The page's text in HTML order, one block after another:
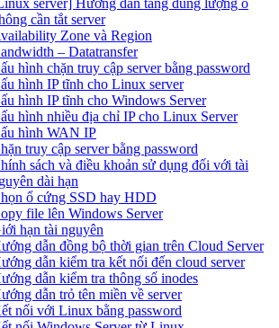
server] Hướng dẫn tăng dung lượng ổ
cần tắt server
Zone và Region
– Datatransfer
hình chặn truy cập server bằng password
hình IP tĩnh cho Linux server
hình IP tĩnh cho Windows Server
hình nhiều địa chỉ IP cho Linux Server
hình WAN IP
truy cập server bằng password
sách và điều khoản sử dụng đối với tài
dài hạn
ổ cứng SSD hay HDD
file lên Windows Server
hạn tài nguyên
dẫn đồng bộ thời gian trên Cloud Server
dẫn kiểm tra kết nối đến cloud server
dẫn kiểm tra thông số inodes
dẫn trỏ tên miền về server
nối với Linux bằng password